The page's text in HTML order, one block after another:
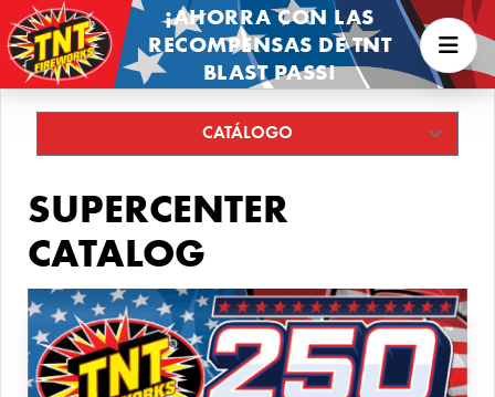
¡AHORRA CON LAS
RECOMPENSAS DE TNT
BLAST PASS!
SUPERCENTER
CATALOG